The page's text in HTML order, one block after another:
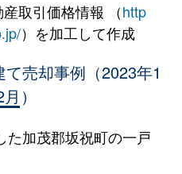
取引価格情報 （http
）を加工して作成
売却事例（2023年1
）
た加茂郡坂祝町の一戸